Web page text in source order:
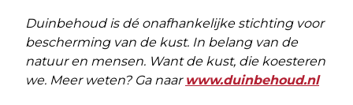
Duinbehoud is dé onafhankelijke stichting voor
bescherming van de kust. In belang van de
natuur en mensen. Want de kust, die koesteren
we. Meer weten? Ga naar www.duinbehoud.nl